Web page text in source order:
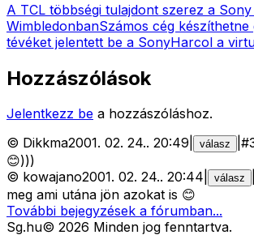
A TCL többségi tulajdont szerez a
WimbledonbanSzámos cég
tévéket jelentett be a SonyHarcol a
Hozzászólások
Jelentkezz be a hozzászóláshoz.
© Dikkma2001. 02. 24.. 20:49 válasz #
😊)))
© kowajano2001. 02. 24.. 20:44 válasz
meg ami utána jön azokat is 😊
További bejegyzések a fórumban...
Sg.hu© 2026 Minden jog fenntartva.